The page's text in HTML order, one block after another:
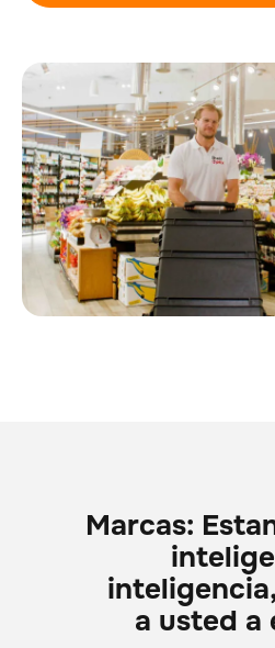
Marcas:
a usted a